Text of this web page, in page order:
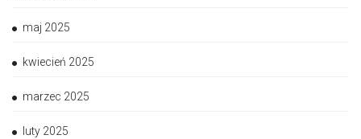
maj 2025
kwiecień 2025
marzec 2025
luty 2025